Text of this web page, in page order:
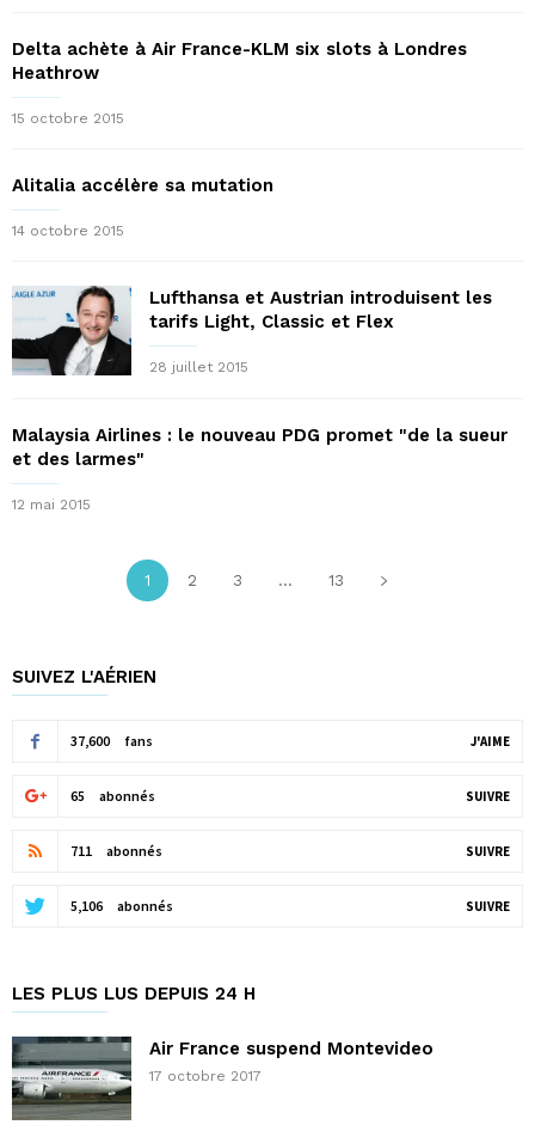
Delta achète à Air France-KLM six slots à Londres
Heathrow
15 octobre 2015
Alitalia accélère sa mutation
14 octobre 2015
Lufthansa et Austrian introduisent les
tarifs Light, Classic et Flex
28 juillet 2015
Malaysia Airlines : le nouveau PDG promet "de la sueur
et des larmes"
12 mai 2015
1 2 3 ... 13
SUIVEZ L'AÉRIEN
37,600 fans J'AIME
65 abonnés SUIVRE
711 abonnés SUIVRE
5,106 abonnés SUIVRE
LES PLUS LUS DEPUIS 24 H
Air France suspend Montevideo
17 octobre 2017